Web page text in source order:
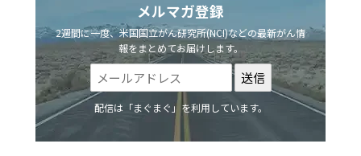
メルマガ登録
2週間に一度、米国国立がん研究所(NCI)などの最新がん情
報をまとめてお届けします。
配信は「まぐまぐ」を利用しています。